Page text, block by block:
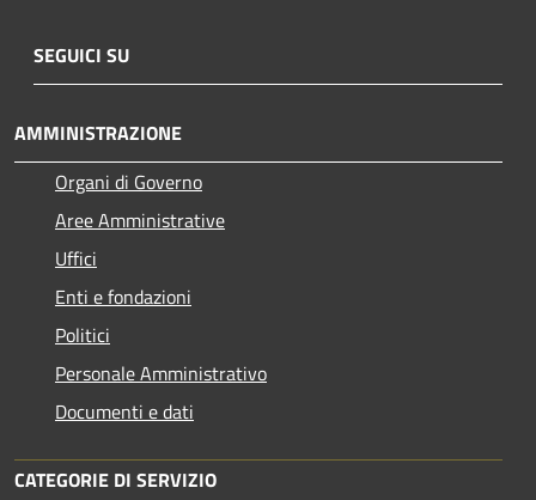
SEGUICI SU
AMMINISTRAZIONE
Organi di Governo
Aree Amministrative
Uffici
Enti e fondazioni
Politici
Personale Amministrativo
Documenti e dati
CATEGORIE DI SERVIZIO